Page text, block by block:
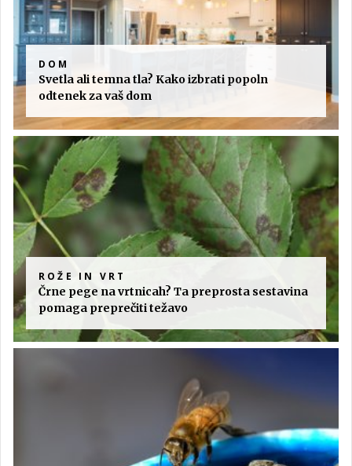
DOM
Svetla ali temna tla? Kako izbrati popoln
odtenek za vaš dom
ROŽE IN VRT
Črne pege na vrtnicah? Ta preprosta sestavina
pomaga preprečiti težavo